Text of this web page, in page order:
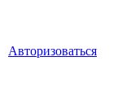
Авторизоваться